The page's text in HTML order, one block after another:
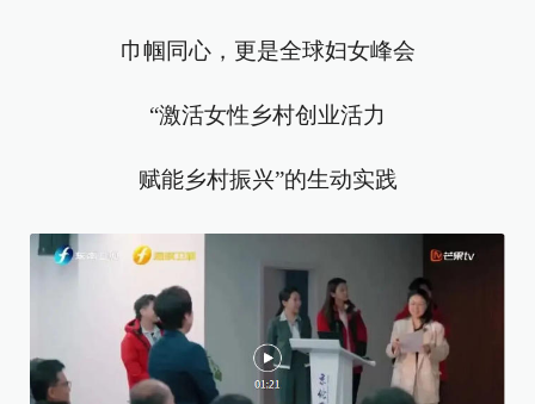
巾帼同心，更是全球妇女峰会
“激活女性乡村创业活力
赋能乡村振兴”的生动实践